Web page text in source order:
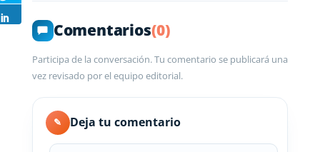
Comentarios(0)
Participa de la conversación. Tu comentario se publicará una
vez revisado por el equipo editorial.
✎ Deja tu comentario